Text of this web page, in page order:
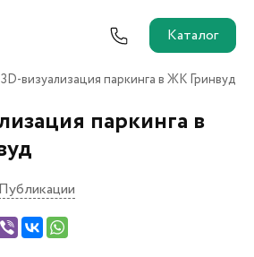
Каталог
и новоселам
3D-визуализация паркинга в ЖК Гринвуд
паркинга в
Публикации